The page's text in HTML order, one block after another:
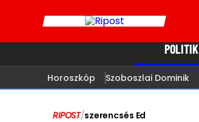
POLITIK
Horoszkóp Szoboszlai Dominik
RIPOST/szerencsés Ed